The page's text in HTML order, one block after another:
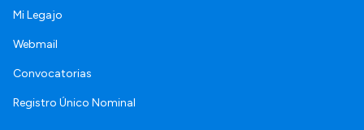
Mi Legajo
Webmail
Convocatorias
Registro Único Nominal